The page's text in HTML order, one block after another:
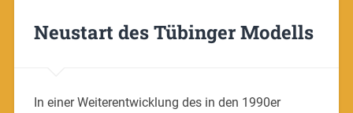
Neustart des Tübinger Modells
In einer Weiterentwicklung des in den 1990er